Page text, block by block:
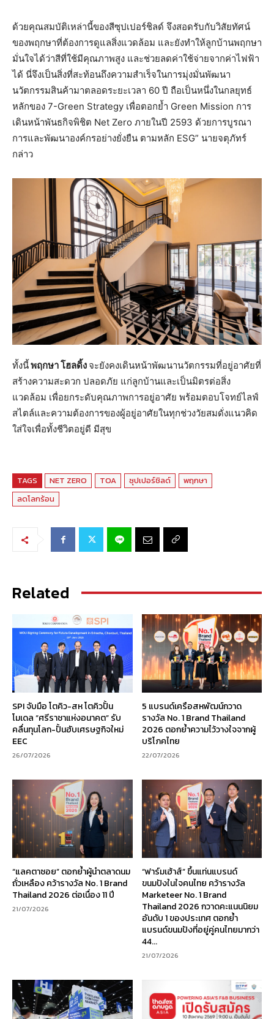
ด้วยคุณสมบัติเหล่านี้ของสีซุปเปอร์ชิลด์ จึงสอดรับกับวิสัยทัศน์
ของพฤกษาที่ต้องการดูแลสิ่งแวดล้อม และยังทำให้ลูกบ้านพฤกษา
มั่นใจได้ว่าสีที่ใช้มีคุณภาพสูง และช่วยลดค่าใช้จ่ายจากค่าไฟฟ้า
ได้ นี่จึงเป็นสิ่งที่สะท้อนถึงความสำเร็จในการมุ่งมั่นพัฒนา
นวัตกรรมสินค้ามาตลอดระยะเวลา 60 ปี ถือเป็นหนึ่งในกลยุทธ์
หลักของ 7-Green Strategy เพื่อตอกย้ำ Green Mission การ
เดินหน้าพันธกิจพิชิต Net Zero ภายในปี 2593 ด้วยการบูรณา
การและพัฒนาองค์กรอย่างยั่งยืน ตามหลัก ESG” นายจตุภัทร์
กล่าว
ทั้งนี้พฤกษา โฮลดิ้ง จะยังคงเดินหน้าพัฒนานวัตกรรมที่อยู่อาศัยที่
สร้างความสะดวก ปลอดภัย แก่ลูกบ้านและเป็นมิตรต่อสิ่ง
แวดล้อม เพื่อยกระดับคุณภาพการอยู่อาศัย พร้อมตอบโจทย์ไลฟ์
สไตล์และความต้องการของผู้อยู่อาศัยในทุกช่วงวัยสมดั่งแนวคิด
ใส่ใจเพื่อทั้งชีวิตอยู่ดี มีสุข
TAGS NET ZERO TOA ซุปเปอร์ชิลด์
พฤกษา
ลดโลกร้อน
Related
SPI จับมือ โตคิว-สห โตคิวปั้น
โมเดล “ศรีราชาแห่งอนาคต” รับ
คลื่นทุนโลก-ปั้นฮับเศรษฐกิจใหม่
EEC
26/07/2026
5 แบรนด์เครือสหพัฒน์กวาด
รางวัล No. 1 Brand Thailand
2026 ตอกย้ำความไว้วางใจจากผู้
บริโภคไทย
22/07/2026
“แลคตาซอย” ตอกย้ำผู้นำตลาดนม
ถั่วเหลือง คว้ารางวัล No. 1 Brand
Thailand 2026 ต่อเนื่อง 11 ปี
21/07/2026
“ฟาร์มเฮ้าส์” ขึ้นแท่นแบรนด์
ขนมปังในใจคนไทย คว้ารางวัล
Marketeer No. 1 Brand
Thailand 2026 กวาดคะแนนนิยม
อันดับ 1 ของประเทศ ตอกย้ำ
แบรนด์ขนมปังที่อยู่คู่คนไทยมากว่า
44...
21/07/2026